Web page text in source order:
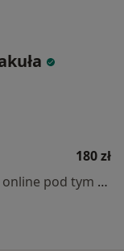
180 zł
Specjalista nie oferuje umawiania online pod tym adresem.